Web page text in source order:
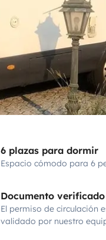
6 plazas para dormir
Espacio cómodo para 6
Documento verificado
El permiso de circulación
validado por nuestro